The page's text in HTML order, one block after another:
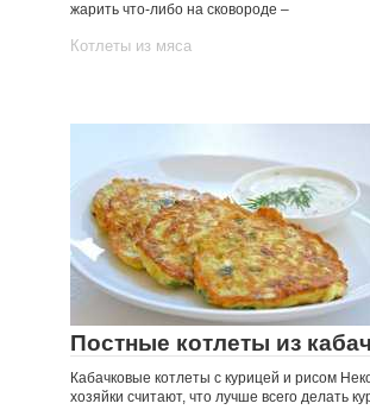
жарить что-либо на сковороде –
Котлеты из мяса
Постные котлеты из
Кабачковые котлеты с курицей и рисом
хозяйки считают, что лучше всего делать